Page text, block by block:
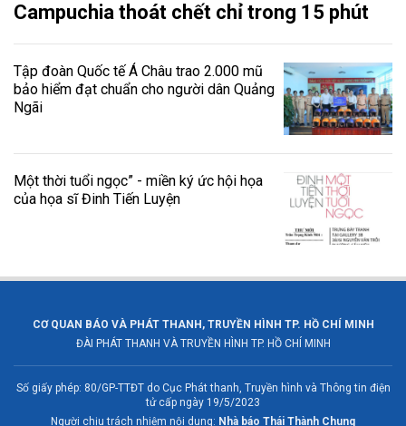
Campuchia thoát chết chỉ trong 15 phút
Tập đoàn Quốc tế Á Châu trao 2.000 mũ
bảo hiểm đạt chuẩn cho người dân Quảng
Ngãi
Một thời tuổi ngọc” - miền ký ức hội họa
của họa sĩ Đinh Tiến Luyện
CƠ QUAN BÁO VÀ PHÁT THANH, TRUYỀN HÌNH TP. HỒ CHÍ MINH
ĐÀI PHÁT THANH VÀ TRUYỀN HÌNH TP. HỒ CHÍ MINH
Số giấy phép: 80/GP-TTĐT do Cục Phát thanh, Truyền hình và Thông tin điện
tử cấp ngày 19/5/2023
Người chịu trách nhiệm nội dung: Nhà báo Thái Thành Chung